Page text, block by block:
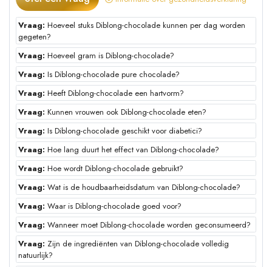
Vraag: Hoeveel stuks Diblong-chocolade kunnen per dag worden
gegeten?
Vraag: Hoeveel gram is Diblong-chocolade?
Vraag: Is Diblong-chocolade pure chocolade?
Vraag: Heeft Diblong-chocolade een hartvorm?
Vraag: Kunnen vrouwen ook Diblong-chocolade eten?
Vraag: Is Diblong-chocolade geschikt voor diabetici?
Vraag: Hoe lang duurt het effect van Diblong-chocolade?
Vraag: Hoe wordt Diblong-chocolade gebruikt?
Vraag: Wat is de houdbaarheidsdatum van Diblong-chocolade?
Vraag: Waar is Diblong-chocolade goed voor?
Vraag: Wanneer moet Diblong-chocolade worden geconsumeerd?
Vraag: Zijn de ingrediënten van Diblong-chocolade volledig
natuurlijk?